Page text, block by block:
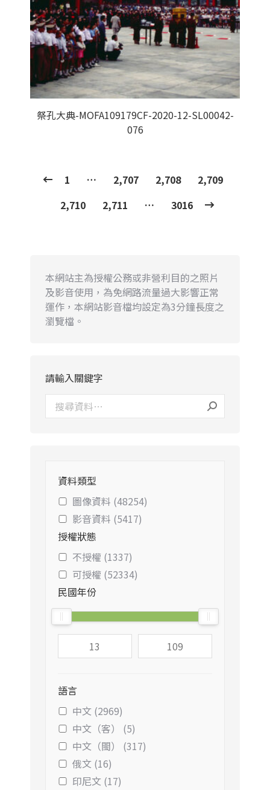
祭孔大典-MOFA109179CF-2020-12-SL00042-
076
1 … 2,707 2,708
2,709
2,710
2,711 … 3016
本網站主為授權公務或非營利目的之照片
及影音使用，為免網路流量過大影響正常
運作，本網站影音檔均設定為3分鐘長度之
瀏覽檔。
請輸入關鍵字
資料類型
圖像資料 (48254)
影音資料 (5417)
授權狀態
不授權 (1337)
可授權 (52334)
民國年份
語言
中文 (2969)
中文（客） (5)
中文（閩） (317)
俄文 (16)
印尼文 (17)